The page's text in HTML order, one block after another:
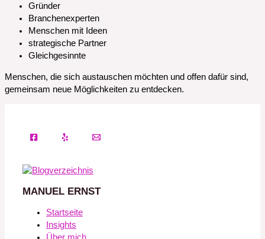
Gründer
Branchenexperten
Menschen mit Ideen
strategische Partner
Gleichgesinnte
Menschen, die sich austauschen möchten und offen dafür sind,
gemeinsam neue Möglichkeiten zu entdecken.
MANUEL ERNST
Startseite
Insights